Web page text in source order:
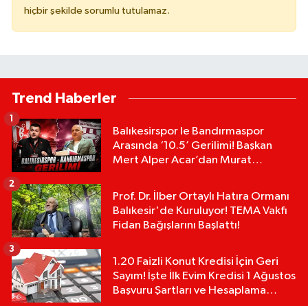
hiçbir şekilde sorumlu tutulamaz.
Trend Haberler
Balıkesirspor le Bandırmaspor
Arasında ‘10.5’ Gerilimi! Başkan
Mert Alper Acar’dan Murat
1
Prof. Dr. İlber Ortaylı Hatıra Ormanı
Balıkesir'de Kuruluyor! TEMA Vakfı
Fidan Bağışlarını Başlattı!
2
1.20 Faizli Konut Kredisi İçin Geri
Sayım! İşte İlk Evim Kredisi 1 Ağustos
Başvuru Şartları ve Hesaplama
3